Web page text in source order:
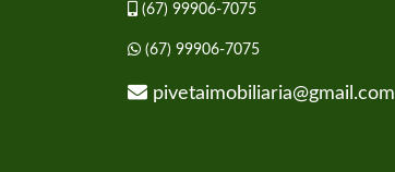
(67) 99906-7075
(67) 99906-7075
pivetaimobiliaria@gmail.com